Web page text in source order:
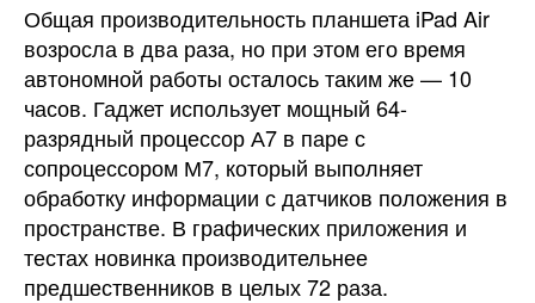
Общая производительность планшета iPad Air
возросла в два раза, но при этом его время
автономной работы осталось таким же — 10
часов. Гаджет использует мощный 64-
разрядный процессор А7 в паре с
сопроцессором М7, который выполняет
обработку информации с датчиков положения в
пространстве. В графических приложения и
тестах новинка производительнее
предшественников в целых 72 раза.